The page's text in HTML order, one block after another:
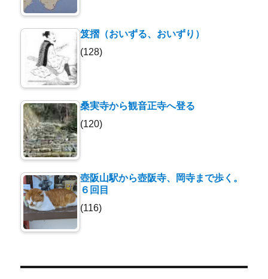
笈摺（おいずる、おいずり）
(128)
桑実寺から観音正寺へ登る
(120)
壺阪山駅から壺阪寺、岡寺まで歩く。
６回目
(116)